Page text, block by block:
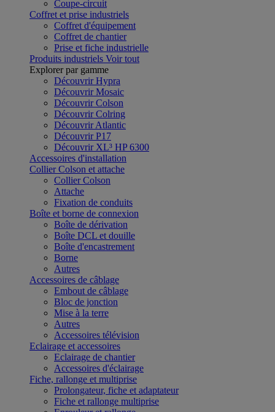
Coupe-circuit
Coffret et prise industriels
Coffret d'équipement
Coffret de chantier
Prise et fiche industrielle
Produits industriels Voir tout
Explorer par gamme
Découvrir Hypra
Découvrir Mosaic
Découvrir Colson
Découvrir Colring
Découvrir Atlantic
Découvrir P17
Découvrir XL³ HP 6300
Accessoires d'installation
Collier Colson et attache
Collier Colson
Attache
Fixation de conduits
Boîte et borne de connexion
Boîte de dérivation
Boîte DCL et douille
Boîte d'encastrement
Borne
Autres
Accessoires de câblage
Embout de câblage
Bloc de jonction
Mise à la terre
Autres
Accessoires télévision
Eclairage et accessoires
Eclairage de chantier
Accessoires d'éclairage
Fiche, rallonge et multiprise
Prolongateur, fiche et adaptateur
Fiche et rallonge multiprise